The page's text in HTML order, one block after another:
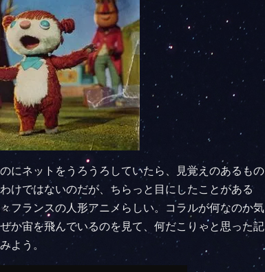
にネットをうろうろしていたら、見覚えのあるもの
けではないのだが、ちらっと目にしたことがある
フランスの人形アニメらしい。コラルが何なのか気
か宙を飛んでいるのを見て、何だこりゃと思った記
よう。